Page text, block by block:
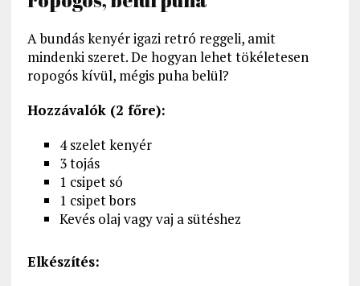
A bundás kenyér igazi retró reggeli, amit
mindenki szeret. De hogyan lehet tökéletesen
ropogós kívül, mégis puha belül?
Hozzávalók (2 főre):
4 szelet kenyér
3 tojás
1 csipet só
1 csipet bors
Kevés olaj vagy vaj a sütéshez
Elkészítés: